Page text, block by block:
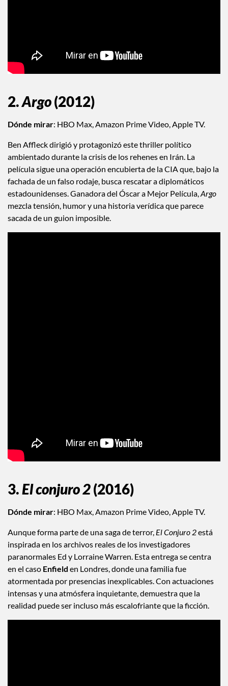
2.Argo(2012)
Dónde mirar: HBO Max, Amazon Prime Video, Apple TV.
Ben Affleck dirigió y protagonizó este thriller político
ambientado durante la crisis de los rehenes en Irán. La
película sigue una operación encubierta de la CIA que, bajo la
fachada de un falso rodaje, busca rescatar a diplomáticos
estadounidenses. Ganadora del Óscar a Mejor Película,Argo
mezcla tensión, humor y una historia verídica que parece
sacada de un guion imposible.
3.El conjuro 2(2016)
Dónde mirar: HBO Max, Amazon Prime Video, Apple TV.
Aunque forma parte de una saga de terror, El Conjuro 2está
inspirada en los archivos reales de los investigadores
paranormales Ed y Lorraine Warren. Esta entrega se centra
en el caso Enfield en Londres, donde una familia fue
atormentada por presencias inexplicables. Con actuaciones
intensas y una atmósfera inquietante, demuestra que la
realidad puede ser incluso más escalofriante que la ficción.